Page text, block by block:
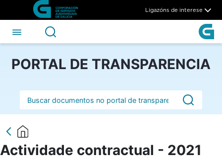
Skip to Main Content
Actividade contractual -
Ligazóns de interese
PORTAL DE TRANSPARENCIA
Barra de busca
Actividade contractual - 2021